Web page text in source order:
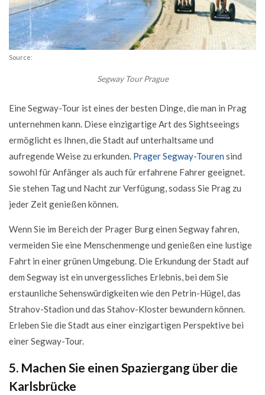
Source:
Segway Tour Prague
Eine Segway-Tour ist eines der besten Dinge, die man in Prag
unternehmen kann. Diese einzigartige Art des Sightseeings
ermöglicht es Ihnen, die Stadt auf unterhaltsame und
aufregende Weise zu erkunden. Prager Segway-Touren sind
sowohl für Anfänger als auch für erfahrene Fahrer geeignet.
Sie stehen Tag und Nacht zur Verfügung, sodass Sie Prag zu
jeder Zeit genießen können.
Wenn Sie im Bereich der Prager Burg einen Segway fahren,
vermeiden Sie eine Menschenmenge und genießen eine lustige
Fahrt in einer grünen Umgebung. Die Erkundung der Stadt auf
dem Segway ist ein unvergessliches Erlebnis, bei dem Sie
erstaunliche Sehenswürdigkeiten wie den Petrin-Hügel, das
Strahov-Stadion und das Stahov-Kloster bewundern können.
Erleben Sie die Stadt aus einer einzigartigen Perspektive bei
einer Segway-Tour.
5. Machen Sie einen Spaziergang über die
Karlsbrücke